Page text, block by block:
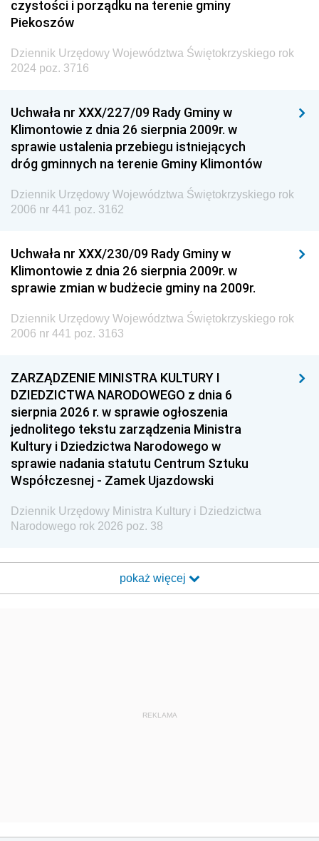
czystości i porządku na terenie gminy
Piekoszów
Dziennik Urzędowy Województwa Świętokrzyskiego rok
2024 poz. 3716
Uchwała nr XXX/227/09 Rady Gminy w
Klimontowie z dnia 26 sierpnia 2009r. w
sprawie ustalenia przebiegu istniejących
dróg gminnych na terenie Gminy Klimontów
Dziennik Urzędowy Województwa Świętokrzyskiego rok
2006 nr 441 poz. 3162
Uchwała nr XXX/230/09 Rady Gminy w
Klimontowie z dnia 26 sierpnia 2009r. w
sprawie zmian w budżecie gminy na 2009r.
Dziennik Urzędowy Województwa Świętokrzyskiego rok
2006 nr 441 poz. 3163
ZARZĄDZENIE MINISTRA KULTURY I
DZIEDZICTWA NARODOWEGO z dnia 6
sierpnia 2026 r. w sprawie ogłoszenia
jednolitego tekstu zarządzenia Ministra
Kultury i Dziedzictwa Narodowego w
sprawie nadania statutu Centrum Sztuku
Współczesnej - Zamek Ujazdowski
Dziennik Urzędowy Ministra Kultury i Dziedzictwa
Narodowego rok 2026 poz. 38
pokaż więcej
REKLAMA